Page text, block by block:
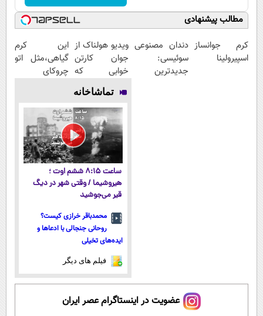
مطالب پیشنهادی
کرم جوانساز
اسپیرولینا
دندان مصنوعی
سوئیسی:
جدیدترین
ویدیو هولناک از
جوان کارتن
خوابی که
میلیاردر شد.
آموزش رایگان
این کرم
گیاهی،مثل اتو
چروکای
تماشاخانه
ساعت ۸:۱۵ ششم اوت ؛
هیروشیما / وقتی شهر در دیگ
قیر می‌جوشید
محمدباقر خرازی کیست؟
روحانی جنجالی با ادعاها و
ایده‌های تخیلی
فیلم های دیگر
عضویت در اینستاگرام عصر ایران